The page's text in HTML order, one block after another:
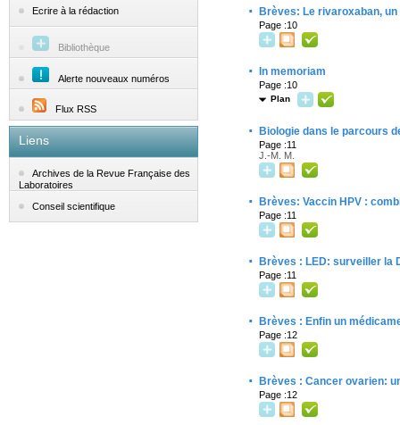
Ecrire à la rédaction
Bibliothèque
Alerte nouveaux numéros
Flux RSS
Liens
Archives de la Revue Française des
Laboratoires
Conseil scientifique
· Brèves: Le rivaroxaban,
Page :10
· In memoriam
Page :10
Plan
· Biologie dans le parcours
Page :11
J.-M. M.
· Brèves: Vaccin HPV :
Page :11
· Brèves : LED: surveiller la
Page :11
· Brèves : Enfin un
Page :12
· Brèves : Cancer ovarien:
Page :12